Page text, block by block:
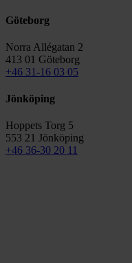
Göteborg
Norra Allégatan 2
413 01 Göteborg
+46 31-16 03 05
Jönköping
Hoppets Torg 5
553 21 Jönköping
+46 36-30 20 11